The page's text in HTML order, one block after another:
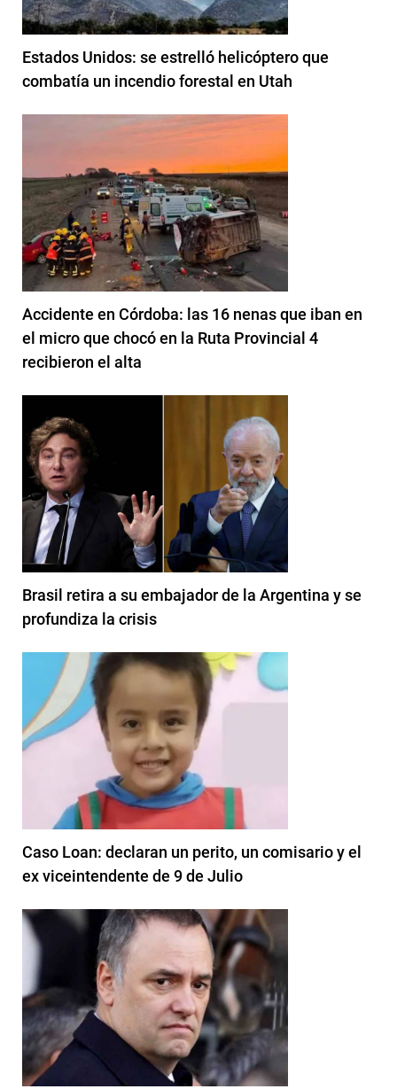
Estados Unidos: se estrelló helicóptero que
combatía un incendio forestal en Utah
Accidente en Córdoba: las 16 nenas que iban en
el micro que chocó en la Ruta Provincial 4
recibieron el alta
Brasil retira a su embajador de la Argentina y se
profundiza la crisis
Caso Loan: declaran un perito, un comisario y el
ex viceintendente de 9 de Julio